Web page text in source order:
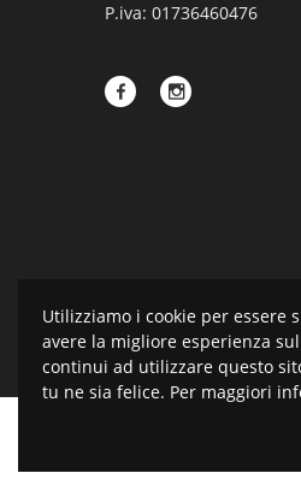
P.iva: 01736460476
Utilizziamo i cookie per essere
avere la migliore esperienza
continui ad utilizzare questo
tu ne sia felice. Per maggiori